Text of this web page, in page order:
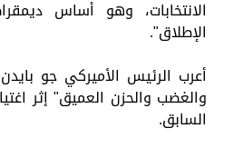
الانتخابات، وهو أساس
الإطلاق".
أعرب الرئيس الأميركي جو
والغضب والحزن العميق" إثر
السابق.